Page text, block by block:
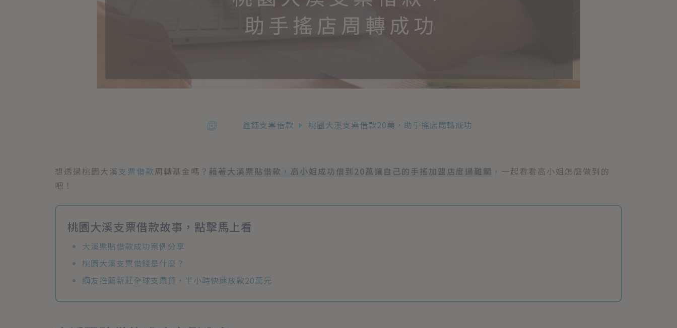
鑫鈺支票借款 桃園大溪支票借款20萬，助手搖店周轉成功
想透過桃園大溪支票借款周轉基金嗎？ 藉著大溪票貼借款，高小姐成功借到20萬讓自己的手搖加盟店度過難關 ，一起看看高小姐怎麼做到的
吧！
桃園大溪支票借款故事，點擊馬上看
大溪票貼借款成功案例分享
桃園大溪支票借錢是什麼？
網友推薦新莊全球支票貸，半小時快速放款20萬元